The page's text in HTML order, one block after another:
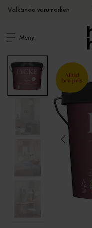
Välkända varumärken
Meny